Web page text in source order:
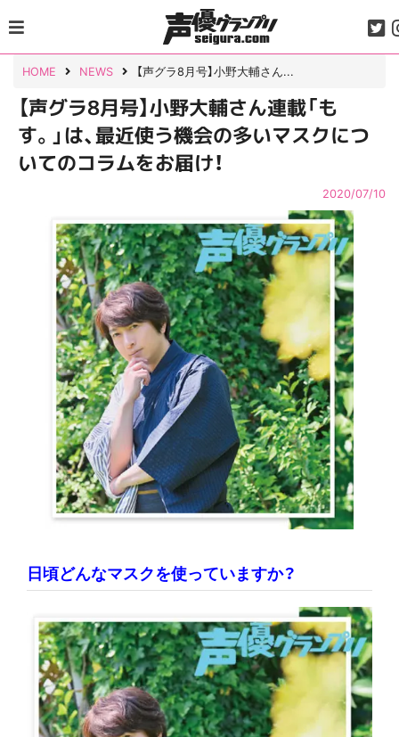
to
content
HOME NEWS 【声グラ8月号】小野大輔さん...
【声グラ8月号】小野大輔さん連載「も
す。」は、最近使う機会の多いマスクにつ
いてのコラムをお届け！
2020/07/10
日頃どんなマスクを使っていますか？